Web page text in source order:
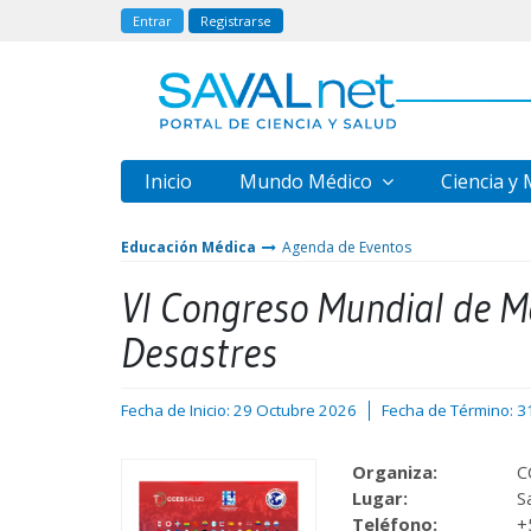
Entrar Registrarse
Inicio Mundo Médico Ciencia y
Educación Médica Agenda de Eventos
VI Congreso Mundial de
Desastres
Fecha de Inicio: 29 Octubre 2026 Fecha de Término:
Organiza:
Lugar:
Teléfono: